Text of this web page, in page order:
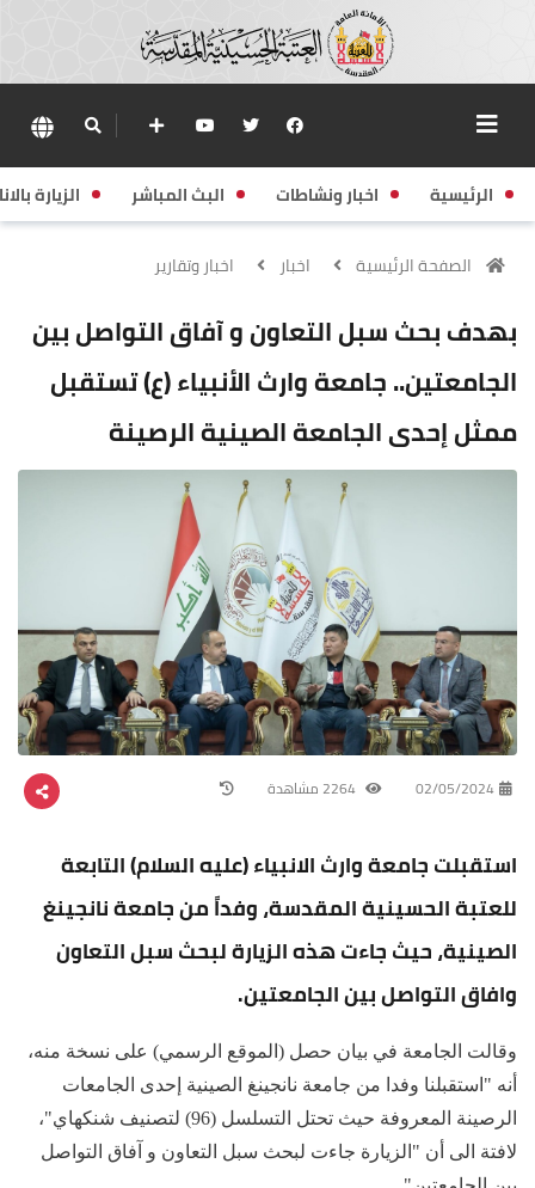
الرئيسية اخبار ونشاطات البث المباشر الزيارة
الصفحة الرئيسية اخبار اخبار وتقارير
بهدف بحث سبل التعاون و آفاق التواصل بين
الجامعتين.. جامعة وارث الأنبياء (ع) تستقبل
ممثل إحدى الجامعة الصينية الرصينة
02/05/2024
استقبلت جامعة وارث الانبياء (عليه السلام) التابعة
للعتبة الحسينية المقدسة، وفداً من جامعة نانجينغ
الصينية، حيث جاءت هذه الزيارة لبحث سبل التعاون
وافاق التواصل بين الجامعتين.
وقالت الجامعة في بيان حصل (الموقع الرسمي) على نسخة منه،
أنه "استقبلنا وفدا من جامعة نانجينغ الصينية إحدى الجامعات
الرصينة المعروفة حيث تحتل التسلسل (96) لتصنيف شنكهاي"،
لافتة الى أن "الزيارة جاءت لبحث سبل التعاون و آفاق التواصل